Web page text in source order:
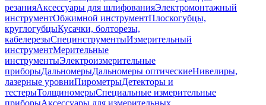
резанияАксессуары для шлифованияЭлектромонтажный
инструментОбжимной инструментПлоскогубцы,
круглогубцыКусачки, болторезы,
кабелерезыСпецинструментыИзмерительный
инструментМерительные
инструментыЭлектроизмерительные
приборыДальномерыДальномеры оптическиеНивелиры,
лазерные уровниПирометрыДетекторы и
тестерыТолщиномерыСпециальные измерительные
приборыАксессуары для измерительных